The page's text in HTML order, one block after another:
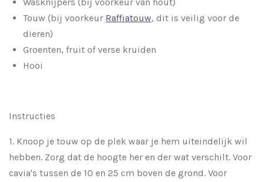
Touw (bij voorkeur Raffiatouw, dit is veilig voor de
dieren)
Groenten, fruit of verse kruiden
Hooi
Instructies
1. Knoop je touw op de plek waar je hem uiteindelijk wil
hebben. Zorg dat de hoogte her en der wat verschilt. Voor
cavia's tussen de 10 en 25 cm boven de grond. Voor